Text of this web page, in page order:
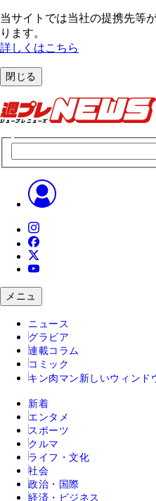
当サイトでは当社の提携先等
ります。
詳しくはこちら
閉じる
メニュ
ニュース
グラビア
連載コラム
コミック
キン肉マン 新しいウィンド
新着
エンタメ
スポーツ
クルマ
ライフ・文化
社会
政治・国際
経済・ビジネス